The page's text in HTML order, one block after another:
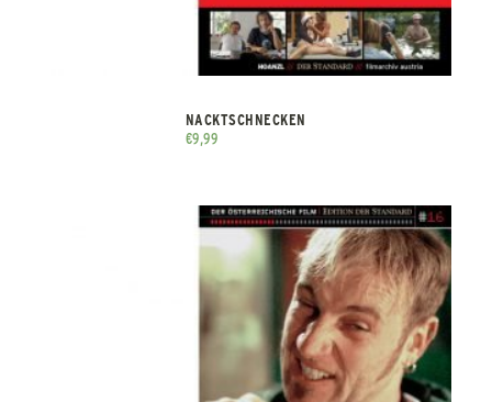
NACKTSCHNECKEN
€9,99